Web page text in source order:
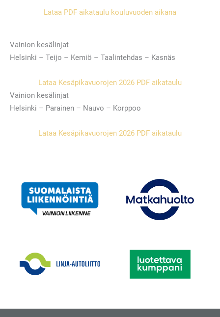
Lataa PDF aikataulu kouluvuoden aikana
Vainion kesälinjat
Helsinki – Teijo – Kemiö – Taalintehdas – Kasnäs
Lataa Kesäpikavuorojen 2026 PDF aikataulu
Vainion kesälinjat
Helsinki – Parainen – Nauvo – Korppoo
Lataa Kesäpikavuorojen 2026 PDF aikataulu